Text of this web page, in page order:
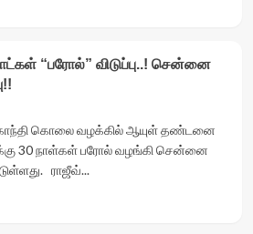
“பரோல்” விடுப்பு..! சென்னை
காந்தி கொலை வழக்கில் ஆயுள் தண்டனை
30 நாள்கள் பரோல் வழங்கி சென்னை
ராஜீவ்...